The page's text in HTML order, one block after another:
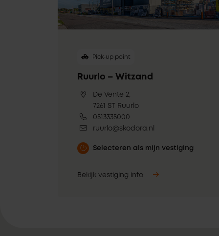
Pick-up point
Ruurlo – Witzand
De Vente 2,
7261 ST Ruurlo
0513335000
ruurlo@skodora.nl
Selecteren als mijn vestiging
Bekijk vestiging info